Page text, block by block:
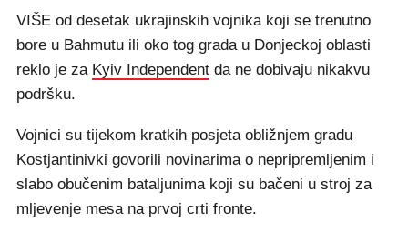
VIŠE od desetak ukrajinskih vojnika koji se trenutno
bore u Bahmutu ili oko tog grada u Donjeckoj oblasti
reklo je za Kyiv Independent da ne dobivaju nikakvu
podršku.
Vojnici su tijekom kratkih posjeta obližnjem gradu
Kostjantinivki govorili novinarima o nepripremljenim i
slabo obučenim bataljunima koji su bačeni u stroj za
mljevenje mesa na prvoj crti fronte.